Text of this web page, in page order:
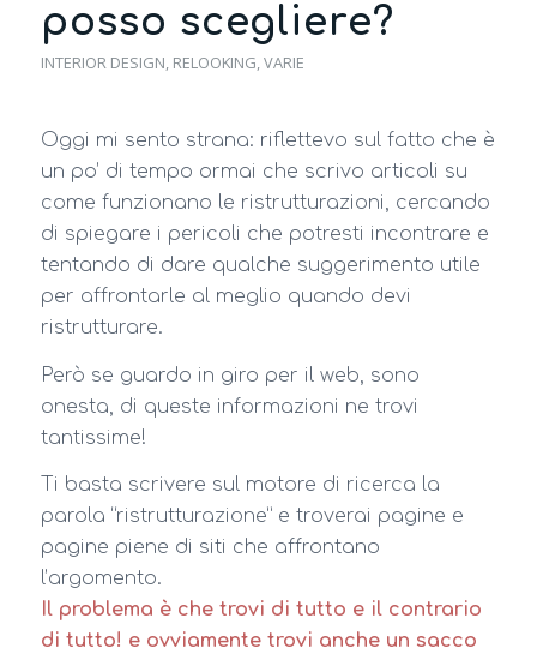
posso scegliere?
INTERIOR DESIGN, RELOOKING,VARIE
Oggi mi sento strana: riflettevo sul fatto che è
un po’ di tempo ormai che scrivo articoli su
come funzionano le ristrutturazioni, cercando
di spiegare i pericoli che potresti incontrare e
tentando di dare qualche suggerimento utile
per affrontarle al meglio quando devi
ristrutturare.
Però se guardo in giro per il web, sono
onesta, di queste informazioni ne trovi
tantissime!
Ti basta scrivere sul motore di ricerca la
parola “ristrutturazione” e troverai pagine e
pagine piene di siti che affrontano
l’argomento.
Il problema è che trovi di tutto e il contrario
di tutto! e ovviamente trovi anche un sacco